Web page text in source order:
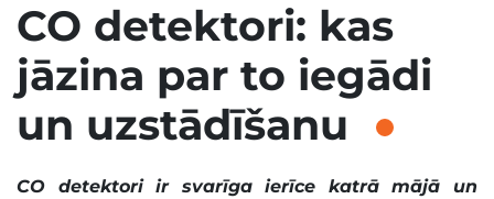
CO detektori: kas
jāzina par to iegādi
un uzstādīšanu
CO detektori ir svarīga ierīce katrā mājā un